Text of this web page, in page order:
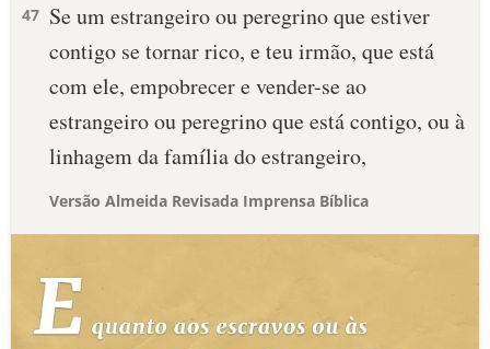
47 Se um estrangeiro ou peregrino que estiver
contigo se tornar rico, e teu irmão, que está
com ele, empobrecer e vender-se ao
estrangeiro ou peregrino que está contigo, ou à
linhagem da família do estrangeiro,
Versão Almeida Revisada Imprensa Bíblica